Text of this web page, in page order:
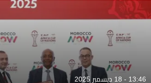
13:46 - 18 ديسمبر 2025